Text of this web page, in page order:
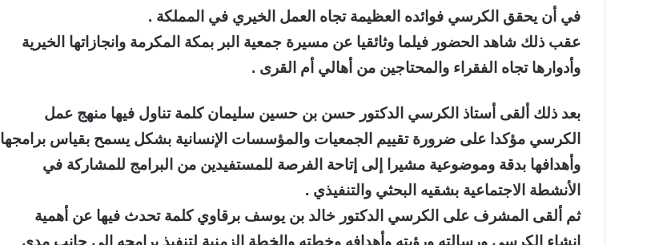
في أن يحقق الكرسي فوائده العظيمة تجاه العمل الخيري في المملكة .
عقب ذلك شاهد الحضور فيلما وثائقيا عن مسيرة جمعية البر بمكة المكرمة وانجازاتها الخيرية
وأدوارها تجاه الفقراء والمحتاجين من أهالي أم القرى .
بعد ذلك ألقى أستاذ الكرسي الدكتور حسن بن حسين سليمان كلمة تناول فيها منهج عمل
الكرسي مؤكدا على ضرورة تقييم الجمعيات والمؤسسات الإنسانية بشكل يسمح بقياس برامجها
وأهدافها بدقة وموضوعية مشيرا إلى إتاحة الفرصة للمستفيدين من البرامج للمشاركة في
الأنشطة الاجتماعية بشقيه البحثي والتنفيذي .
ثم ألقى المشرف على الكرسي الدكتور خالد بن يوسف برقاوي كلمة تحدث فيها عن أهمية
إنشاء الكرسي ورسالته ورؤيته وأهدافه وخطته والخطة الزمنية لتنفيذ برامجه إلى جانب مدى